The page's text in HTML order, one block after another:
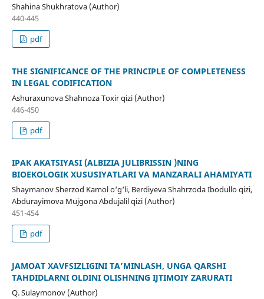
Shahina Shukhratova (Author)
440-445
pdf
THE SIGNIFICANCE OF THE PRINCIPLE OF COMPLETENESS
IN LEGAL CODIFICATION
Ashuraxunova Shahnoza Toxir qizi (Author)
446-450
pdf
IPAK AKATSIYASI (ALBIZIA JULIBRISSIN )NING
BIOEKOLOGIK XUSUSIYATLARI VA MANZARALI AHAMIYATI
Shaymanov Sherzod Kamol o‘g‘li, Berdiyeva Shahrzoda Ibodullo qizi,
Abdurayimova Mujgona Abdujalil qizi (Author)
451-454
pdf
JAMOAT XAVFSIZLIGINI TA’MINLASH, UNGA QARSHI
TAHDIDLARNI OLDINI OLISHNING IJTIMOIY ZARURATI
Q. Sulaymonov (Author)